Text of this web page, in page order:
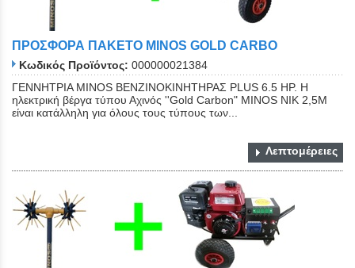
ΠΡΟΣΦΟΡΑ ΠΑΚΕΤΟ MINOS GOLD CARBO
Κωδικός Προϊόντος: 000000021384
ΓΕΝΝΗΤΡΙΑ MINOS ΒΕΝΖΙΝΟΚΙΝΗΤΗΡΑΣ PLUS 6.5 HP. Η
ηλεκτρική βέργα τύπου Αχινός ''Gold Carbon" ΜΙΝΟS NIK 2,5Μ
είναι κατάλληλη για όλους τους τύπους των...
Λεπτομέρειες